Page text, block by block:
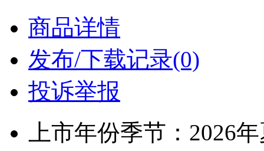
商品详情
发布/下载记录(0)
投诉举报
上市年份季节：2026